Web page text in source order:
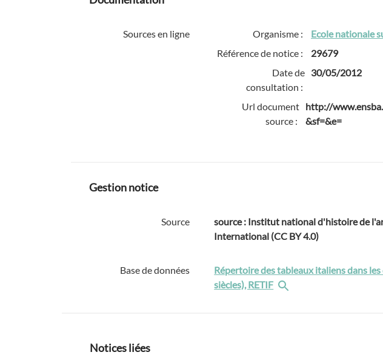
Sources en ligne Organisme :
Ecole nationale
Référence de notice :
29679
Date de
consultation :
30/05/2012
Url document
source :
http://
&sf=&e=
Gestion notice
Source
source : Institut national d'histoire de
International (CC BY 4.0)
Base de données
Répertoire des tableaux italiens dans
siècles), RETIF
Notices liées